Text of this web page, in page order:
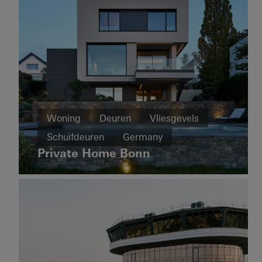
United
Kingdom
Woning
Nieuwbouw
Vliesgevels
Schuifdeuren
The
Boat
Shad
Woning Deuren
Vliesgevels
Schuifdeuren
Germany
Private Home Bonn